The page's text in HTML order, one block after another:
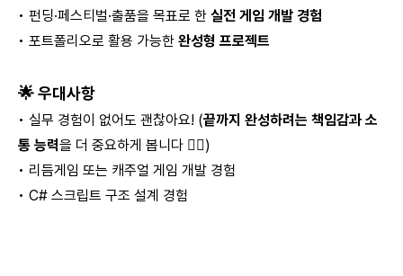
• 펀딩·페스티벌·출품을 목표로 한 실전 게임 개발 경험
• 포트폴리오로 활용 가능한 완성형 프로젝트
🌟 우대사항
• 실무 경험이 없어도 괜찮아요! (끝까지 완성하려는 책임감과 소
통 능력을 더 중요하게 봅니다 🙆‍♀️)
• 리듬게임 또는 캐주얼 게임 개발 경험
• C# 스크립트 구조 설계 경험